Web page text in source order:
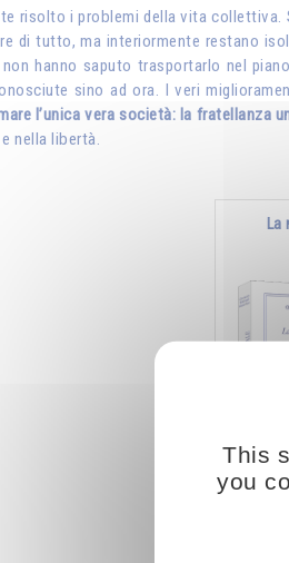
risolto i problemi della vita
tutto, ma interiormente restano
hanno saputo trasportarlo nel
sino ad ora. I veri
l’unica vera società: la fratellanza
nella libertà.
La
This
you